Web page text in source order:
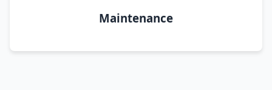
Maintenance